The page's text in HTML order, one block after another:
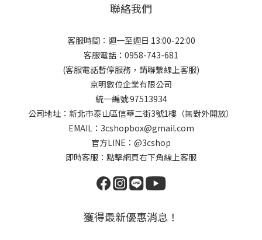
聯絡我們
客服時間：週一至週日 13:00-22:00
客服電話：0958-743-681
(客服電話暫停服務，請聯繫線上客服)
京明數位企業有限公司
統一編號:97513934
公司地址：新北市泰山區信華二街3號1樓（無對外開放）
EMAIL：3cshopbox@gmail.com
官方LINE：@3cshop
即時客服：點擊網頁右下角線上客服
獲得最新優惠消息！